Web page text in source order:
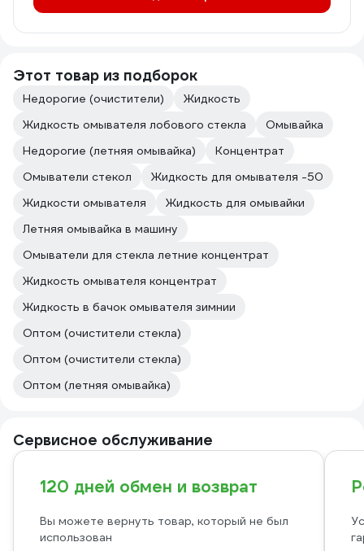
Этот товар из подборок
Недорогие (очистители)
Жидкость
Жидкость омывателя лобового стекла
Омывайка
Недорогие (летняя омывайка)
Концентрат
Омыватели стекол
Жидкость для омывателя -50
Жидкости омывателя
Жидкость для омывайки
Летняя омывайка в машину
Омыватели для стекла летние концентрат
Жидкость омывателя концентрат
Жидкость в бачок омывателя зимнии
Оптом (очистители стекла)
Оптом (очистители стекла)
Оптом (летняя омывайка)
Сервисное обслуживание
120 дней обмен и возврат
Вы можете вернуть товар, который не был
использован